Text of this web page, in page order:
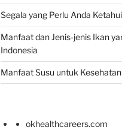
Segala yang Perlu Anda
Manfaat dan Jenis-jenis Ikan
Indonesia
Manfaat Susu untuk
okhealthcareers.com